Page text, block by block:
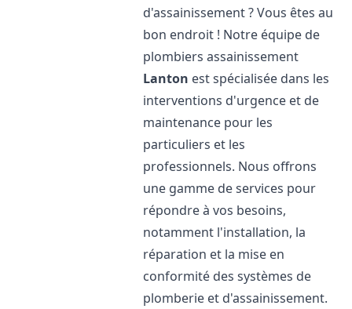
d'assainissement ? Vous êtes au
bon endroit ! Notre équipe de
plombiers assainissement
Lanton est spécialisée dans les
interventions d'urgence et de
maintenance pour les
particuliers et les
professionnels. Nous offrons
une gamme de services pour
répondre à vos besoins,
notamment l'installation, la
réparation et la mise en
conformité des systèmes de
plomberie et d'assainissement.